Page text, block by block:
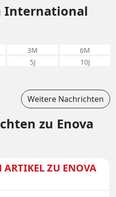
International
3M
6M
5J 10J
zu Enova
Weitere Nachrichten
ARTIKEL ZU ENOVA